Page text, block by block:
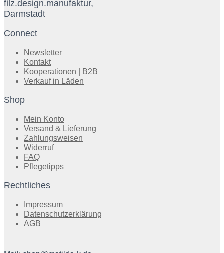
Connect
Newsletter
Kontakt
Kooperationen | B2B
Verkauf in Läden
Shop
Mein Konto
Versand & Lieferung
Zahlungsweisen
Widerruf
FAQ
Pflegetipps
Rechtliches
Impressum
Datenschutzerklärung
AGB